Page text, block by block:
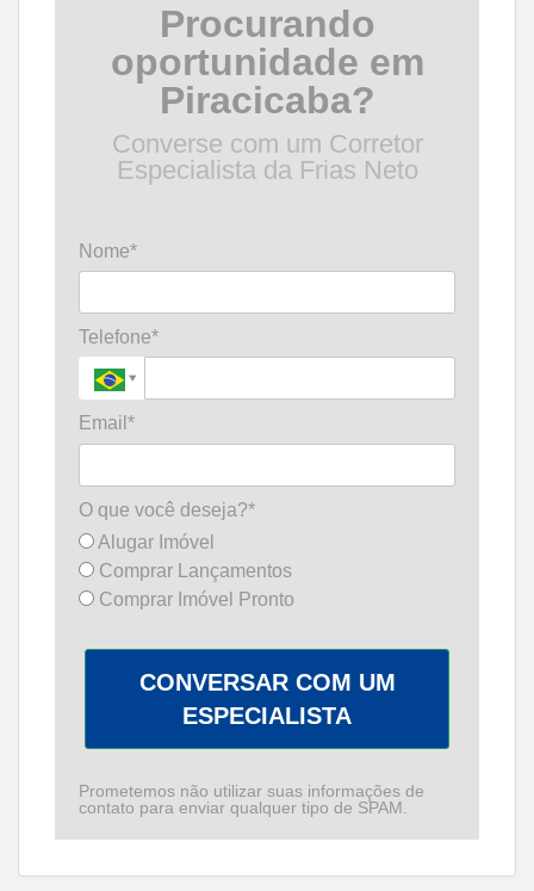
Procurando
oportunidade em
Piracicaba?
Converse com um Corretor
Especialista da Frias Neto
Nome*
Telefone*
Email*
O que você deseja?*
Alugar Imóvel
Comprar Lançamentos
Comprar Imóvel Pronto
CONVERSAR COM UM
ESPECIALISTA
Prometemos não utilizar suas informações de
contato para enviar qualquer tipo de SPAM.